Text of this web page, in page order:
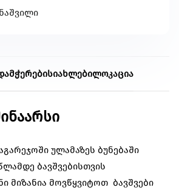
სიახლებილოკაცია
ულამაზეს ბუნებაში
ბავშვებისთვის
მიზანია მოვწყვიტოთ ბავშვები